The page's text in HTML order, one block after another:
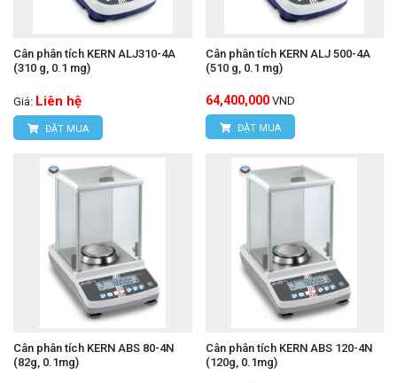
Cân phân tích KERN ALJ310-4A
(310 g, 0.1 mg)
Giá: Liên hệ
ĐẶT MUA
Cân phân tích KERN ALJ 500-4A
(510 g, 0.1 mg)
64,400,000 VND
ĐẶT MUA
Cân phân tích KERN ABS 80-4N
(82g, 0.1mg)
Cân phân tích KERN ABS 120-4N
(120g, 0.1mg)